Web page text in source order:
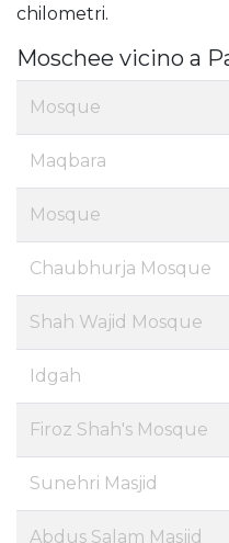
chilometri.
Moschee vicino a
Mosque
Maqbara
Mosque
Chaubhurja Mosque
Shah Wajid Mosque
Idgah
Firoz Shah's Mosque
Sunehri Masjid
Abdus Salam Masjid